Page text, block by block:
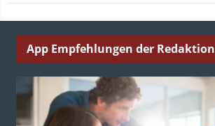
App Empfehlungen der Redaktion